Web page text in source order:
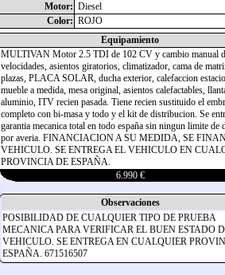
Motor: Diesel
Color: ROJO
Equipamiento
MULTIVAN Motor 2.5 TDI de 102 CV y cambio manual
velocidades, asientos giratorios, climatizador, cama de
plazas, PLACA SOLAR, ducha exterior, calefaccion
mueble a medida, mesa original, asientos calefactables,
aluminio, ITV recien pasada. Tiene recien sustituido el
completo con bi-masa y todo y el kit de distribucion. Se
garantia mecanica total en todo españa sin ningun limite de
por averia. FINANCIACION A SU MEDIDA, SE
VEHICULO. SE ENTREGA EL VEHICULO EN
PROVINCIA DE ESPAÑA.
6.990 €
Observaciones
POSIBILIDAD DE CUALQUIER TIPO DE PRUEBA
MECANICA PARA VERIFICAR EL BUEN ESTADO
VEHICULO. SE ENTREGA EN CUALQUIER
ESPAÑA. 671516507